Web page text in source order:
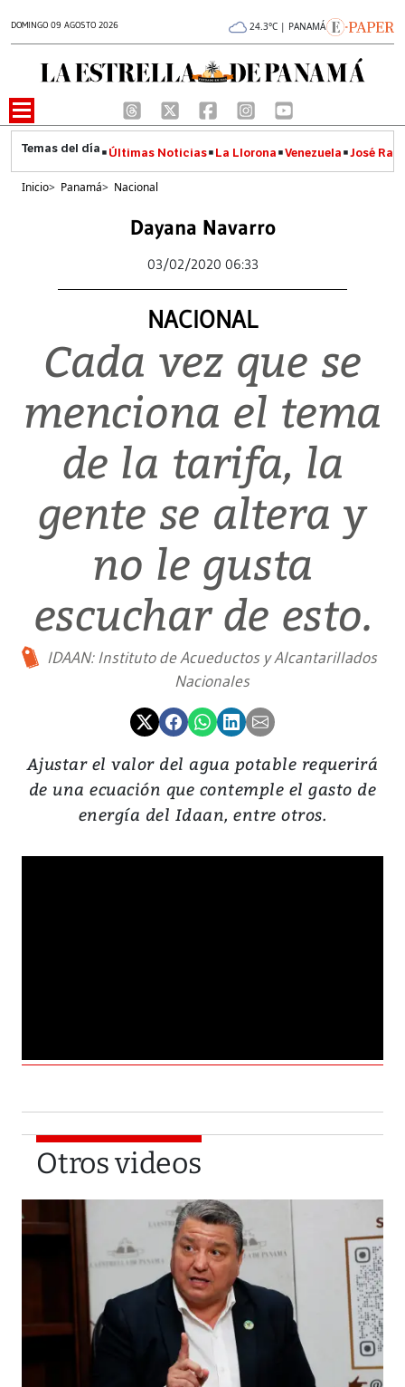
DOMINGO 09 AGOSTO 2026 24.3°C | PANAMÁ
Últimas Noticias La Llorona Venezuela José
Inicio> Panamá> Nacional
Dayana Navarro
03/02/2020 06:33
NACIONAL
Cada vez que se
menciona el tema
de la tarifa, la
gente se altera y
no le gusta
escuchar de esto.
IDAAN: Instituto de Acueductos y Alcantarillados
Nacionales
Ajustar el valor del agua potable requerirá
de una ecuación que contemple el gasto de
energía del Idaan, entre otros.
Otros videos